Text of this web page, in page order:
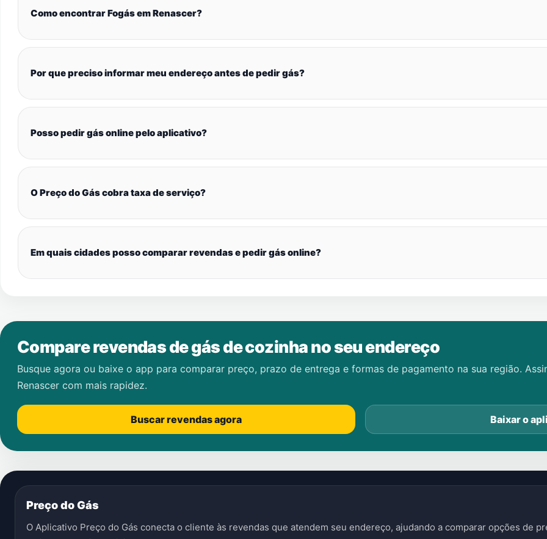
Como encontrar Fogás em Renascer?
Por que preciso informar meu endereço antes de pedir gás?
Posso pedir gás online pelo aplicativo?
O Preço do Gás cobra taxa de serviço?
Em quais cidades posso comparar revendas e pedir gás online?
Compare revendas de gás de cozinha no seu endereço
Busque agora ou baixe o app para comparar preço, prazo de entrega e formas de pagamento na sua região.
Renascer com mais rapidez.
Buscar revendas agora Baixar o
Preço do Gás
O Aplicativo Preço do Gás conecta o cliente às revendas que atendem seu endereço, ajudando a comparar opções de